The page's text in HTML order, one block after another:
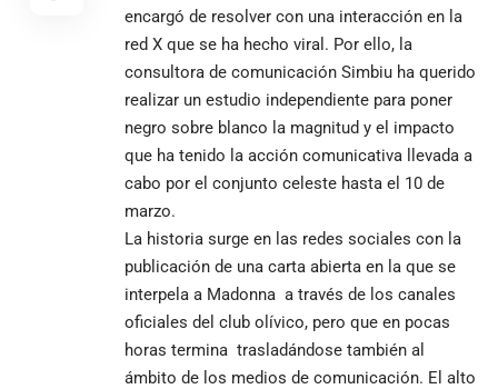
encargó de resolver con una interacción en la
red X que se ha hecho viral. Por ello, la
consultora de comunicación Simbiu ha querido
realizar un estudio independiente para poner
negro sobre blanco la magnitud y el impacto
que ha tenido la acción comunicativa llevada a
cabo por el conjunto celeste hasta el 10 de
marzo.
La historia surge en las redes sociales con la
publicación de una carta abierta en la que se
interpela a Madonna a través de los canales
oficiales del club olívico, pero que en pocas
horas termina trasladándose también al
ámbito de los medios de comunicación. El alto